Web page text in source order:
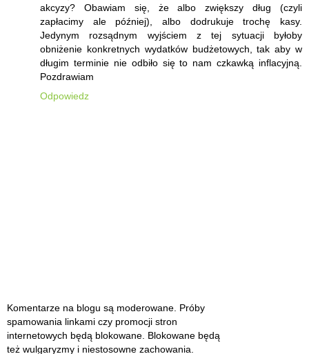
akcyzy? Obawiam się, że albo zwiększy dług (czyli
zapłacimy ale później), albo dodrukuje trochę kasy.
Jedynym rozsądnym wyjściem z tej sytuacji byłoby
obniżenie konkretnych wydatków budżetowych, tak aby w
długim terminie nie odbiło się to nam czkawką inflacyjną.
Pozdrawiam
Odpowiedz
Komentarze na blogu są moderowane. Próby
spamowania linkami czy promocji stron
internetowych będą blokowane. Blokowane będą
też wulgaryzmy i niestosowne zachowania.